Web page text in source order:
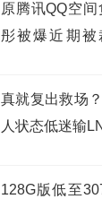
原腾讯QQ空
彤被爆近期
真就复出救场
人状态低迷输
128G版低至